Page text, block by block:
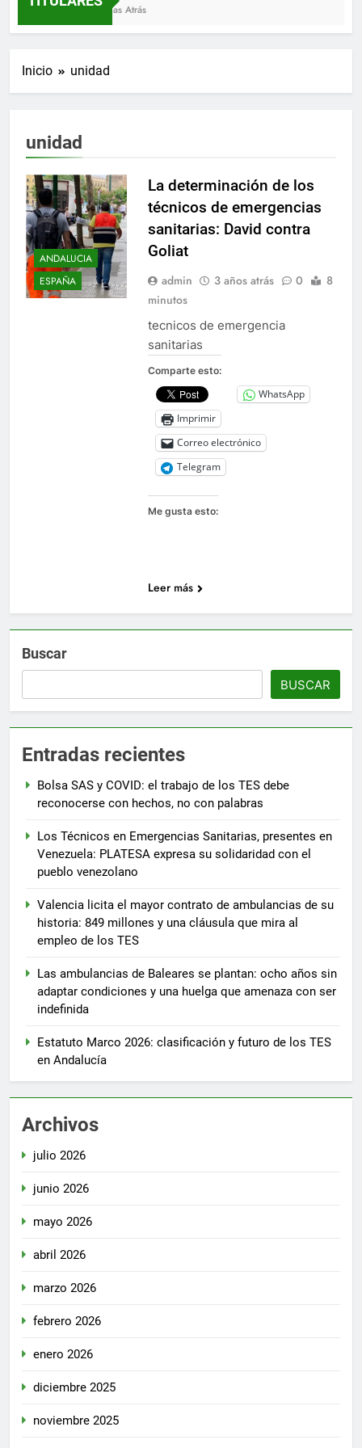
3 Semanas Atrás
Inicio unidad
unidad
ANDALUCIA
ESPAÑA
La determinación de los
técnicos de emergencias
sanitarias: David contra
Goliat
admin 3 años atrás 0
8
minutos
tecnicos de emergencia
sanitarias
Comparte esto:
WhatsApp
Imprimir
Correo electrónico
Telegram
Me gusta esto:
Leer más
Buscar
BUSCAR
Entradas recientes
Bolsa SAS y COVID: el trabajo de los TES debe
reconocerse con hechos, no con palabras
Los Técnicos en Emergencias Sanitarias, presentes en
Venezuela: PLATESA expresa su solidaridad con el
pueblo venezolano
Valencia licita el mayor contrato de ambulancias de su
historia: 849 millones y una cláusula que mira al
empleo de los TES
Las ambulancias de Baleares se plantan: ocho años sin
adaptar condiciones y una huelga que amenaza con ser
indefinida
Estatuto Marco 2026: clasificación y futuro de los TES
en Andalucía
Archivos
julio 2026
junio 2026
mayo 2026
abril 2026
marzo 2026
febrero 2026
enero 2026
diciembre 2025
noviembre 2025